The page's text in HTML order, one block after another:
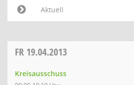
Aktuell
FR 19.04.2013
Kreisausschuss